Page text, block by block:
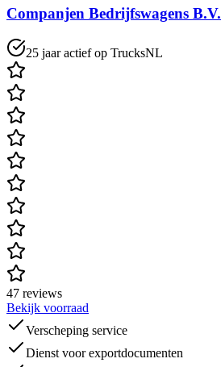
Companjen Bedrijfswagens B.V.
25 jaar actief op TrucksNL
47 reviews
Bekijk voorraad
Verscheping service
Dienst voor exportdocumenten